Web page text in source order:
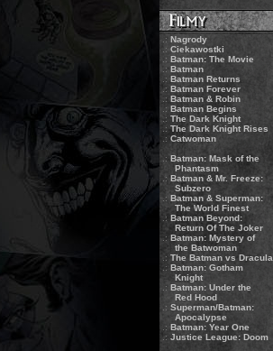
.: Nagrody
.: Ciekawostki
.: Batman: The Movie
.:Batman
.: Batman Returns
.: Batman Forever
.: Batman & Robin
.: Batman Begins
.: The Dark Knight
.: The Dark Knight Rises
.: Catwoman
.:Batman: Mask of the
Phantasm
.: Batman & Mr. Freeze:
Subzero
.: Batman & Superman:
The World Finest
.: Batman Beyond:
Return Of The Joker
.: Batman: Mystery of
the Batwoman
.: The Batman vs Dracula
.: Batman: Gotham
Knight
.: Batman: Under the
Red Hood
.: Superman/Batman:
Apocalypse
.: Batman: Year One
.: Justice League: Doom